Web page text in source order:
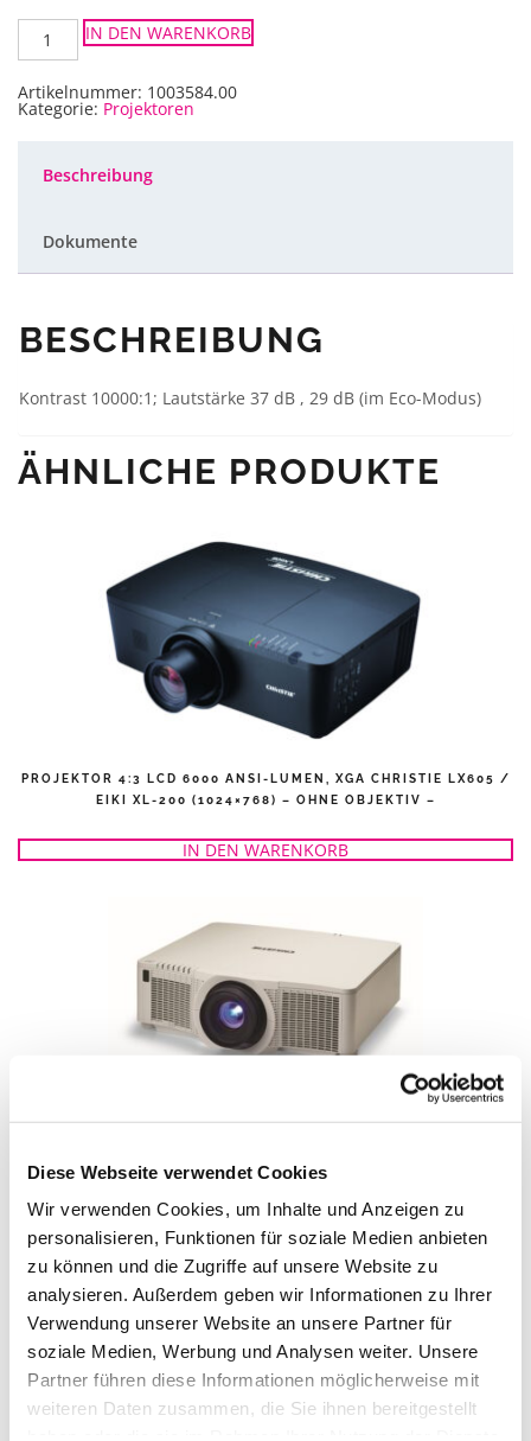
Diese Webseite verwendet Cookies
Wir verwenden Cookies, um Inhalte und Anzeigen zu
personalisieren, Funktionen für soziale Medien anbieten
zu können und die Zugriffe auf unsere Website zu
analysieren. Außerdem geben wir Informationen zu Ihrer
Verwendung unserer Website an unsere Partner für
soziale Medien, Werbung und Analysen weiter. Unsere
Partner führen diese Informationen möglicherweise mit
weiteren Daten zusammen, die Sie ihnen bereitgestellt
Projektor
16:10
LCD
ANSI-
Lumen,
Panasonic
(1920x1200)
1.8:1
IN DEN WARENKORB
Artikelnummer: 1003584.00
Kategorie: Projektoren
Beschreibung
Dokumente
BESCHREIBUNG
Kontrast 10000:1; Lautstärke 37 dB , 29 dB (im Eco-Modus)
ÄHNLICHE PRODUKTE
PROJEKTOR 4:3 LCD 6000 ANSI-LUMEN, XGA CHRISTIE LX605 /
EIKI XL-200 (1024×768) – OHNE OBJEKTIV –
IN DEN WARENKORB
DHD951-Q (1920×1080)
IN DEN WARENKORB